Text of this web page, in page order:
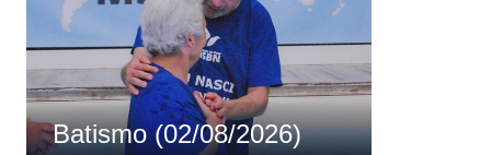
Batismo (02/08/2026)